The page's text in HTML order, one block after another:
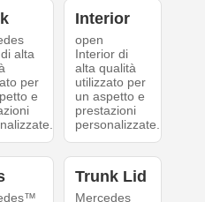
alta
per
e
Interior
open
Interior di
alta qualità
utilizzato per
un aspetto e
prestazioni
personalizzate.
Trunk Lid
Mercedes